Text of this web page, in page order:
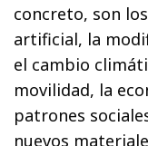
concreto, son
artificial, la
el cambio
movilidad, la
patrones
nuevos